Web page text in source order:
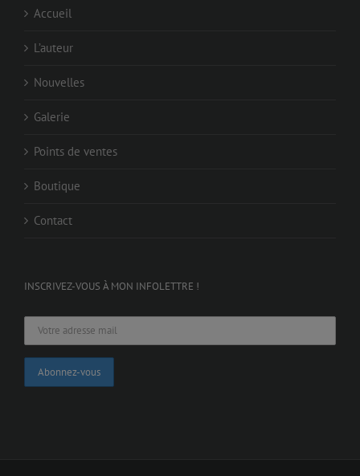
Accueil
L’auteur
Nouvelles
Galerie
Points de ventes
Boutique
Contact
INSCRIVEZ-VOUS À MON INFOLETTRE !